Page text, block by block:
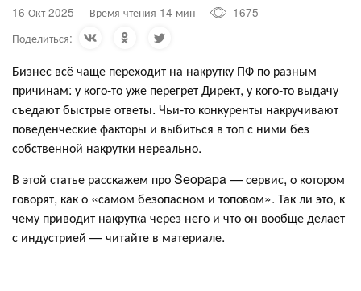
16 Окт 2025 Время чтения 14 мин
1675
Поделиться:
Бизнес всё чаще переходит на накрутку ПФ по разным
причинам: у кого-то уже перегрет Директ, у кого-то выдачу
съедают быстрые ответы. Чьи-то конкуренты накручивают
поведенческие факторы и выбиться в топ с ними без
собственной накрутки нереально.
В этой статье расскажем про Seopapa — сервис, о котором
говорят, как о «самом безопасном и топовом». Так ли это, к
чему приводит накрутка через него и что он вообще делает
с индустрией — читайте в материале.